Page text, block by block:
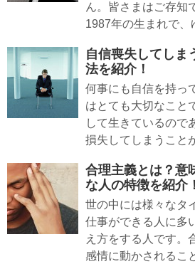
ん。皆さまはご存知
1987年の生まれで
自信喪失してしま
法を紹介！
何事にも自信を持っ
はとても大切なこと
して生きているので
損失してしまうこと
合理主義とは？意
な人の特徴を紹介！
世の中には様々なタ
仕事ができる人に多
え方をする人です。
感情に動かされるこ